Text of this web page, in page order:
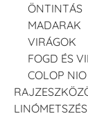
ÖNTINTÁS
MADARAK
VIRÁGOK
FOGD ÉS
COLOP NIO
LINÓMETSZÉS